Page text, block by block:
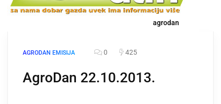
agrodan
AGRODAN EMISIJA 0 425
AgroDan 22.10.2013.